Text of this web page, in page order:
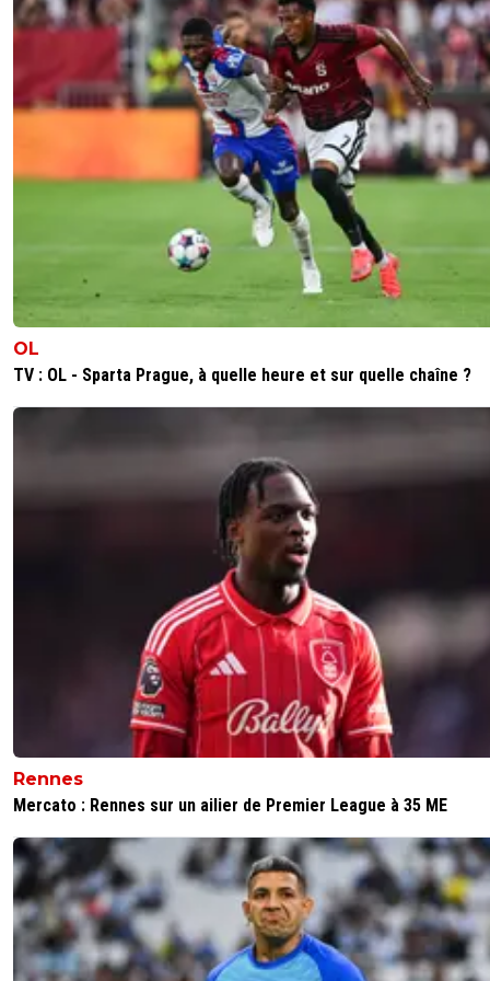
concurrence au poste
2 buts et 1 passe D pour les 2
Pas facile de s'imposer en 6 mois pour 2
viennent de centre de formation (n'avaient pas
beaucoup de mn de jeu avec les pros de l'OL)
Répondre
27 mai 2026 à 11:30 +9
Ils n’ont le profil si particulier de Yarem.
Répondre
263
ou 4ème choix, et les prêter à nouveau pour
titulaires ou en premier remplaçant, je ne saurais
J'aimerais aussi voir à quel niveau ils sont dans le
Contre les blocs bas, il nous faudrait tout de
profil, mobile, rapide, bon de la tête, pivot,
sache prendre la profondeur également.
Pas infaisable pour avoir vu certains profils entre
15M€, mais comment savoir le montant de
mercato, avant d'avoir vendus des joueurs.
MLJ doit être sur tous les fronts, notamment pour
quelques prêts bien inspirés.
+ Répondre
api-dombiste 27 mai 2026 à 11:56 +81
Ils sont d’un profil similaire… quand nous voyons le
avons une faiblesse dans ce secteur de jeu.
1+ Répondre
ol1954 27 mai 2026 à 12:55 +95
salut api . et...que nous encaissons !
0+ Répondre
OL
TV : OL - Sparta Prague, à quelle heure et sur quelle chaîne ?
Rennes
Mercato : Rennes sur un ailier de Premier League à 35 ME